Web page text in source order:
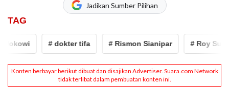
Jadikan Sumber Pilihan
TAG
# dokter tifa # Rismon Sianipar # Roy Suryo